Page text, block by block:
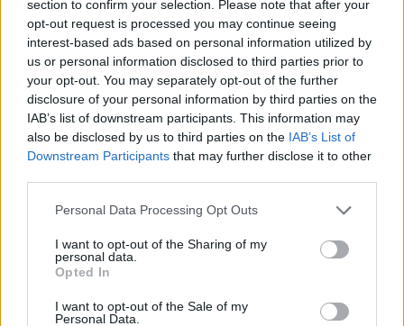
section to confirm your selection. Please note that after your
opt-out request is processed you may continue seeing
interest-based ads based on personal information utilized by
us or personal information disclosed to third parties prior to
your opt-out. You may separately opt-out of the further
disclosure of your personal information by third parties on the
IAB’s list of downstream participants. This information may
also be disclosed by us to third parties on the IAB’s List of
Downstream Participants that may further disclose it to other
Personal Data Processing Opt Outs
I want to opt-out of the Sharing of my
personal data.
Opted In
I want to opt-out of the Sale of my
Personal Data.
ΣΧΕΤΙΚΑ ΑΡΘΡΑ